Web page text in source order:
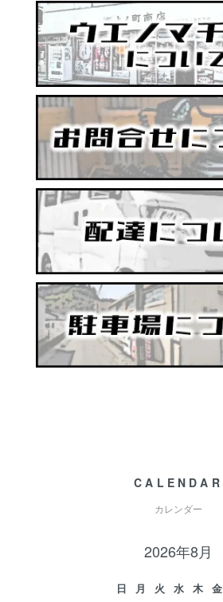
CALENDAR
カレンダー
2026年8月
日 月 火 水 木 金